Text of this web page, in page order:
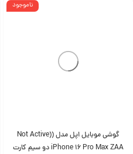
ناموجود
گوشی موبایل اپل مدل (Not Active)
iPhone 16 Pro Max ZAA دو سیم کارت